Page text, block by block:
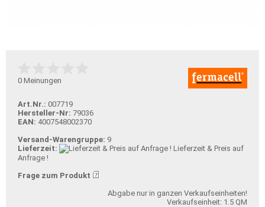
0 Meinungen
Art.Nr.: 007719
Hersteller-Nr: 79036
EAN: 4007548002370
Versand-Warengruppe: 9
Lieferzeit:
Lieferzeit & Preis auf
Anfrage !
Frage zum Produkt
Abgabe nur in ganzen Verkaufseinheiten!
Verkaufseinheit: 1.5 QM